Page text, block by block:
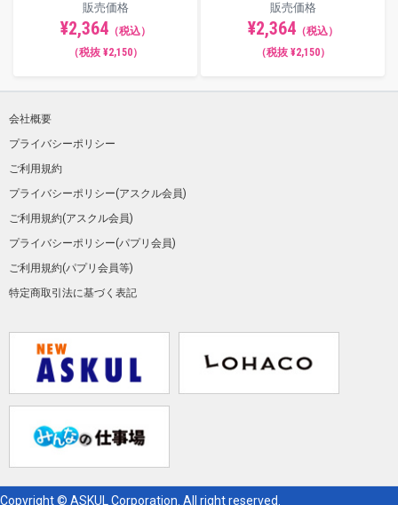
販売価格
¥2,364（税込）
（税抜 ¥2,150）
販売価格
¥2,364（税込）
（税抜 ¥2,150）
会社概要
プライバシーポリシー
ご利用規約
プライバシーポリシー(アスクル会員)
ご利用規約(アスクル会員)
プライバシーポリシー(パプリ会員)
ご利用規約(パプリ会員等)
特定商取引法に基づく表記
Copyright © ASKUL Corporation. All right reserved.